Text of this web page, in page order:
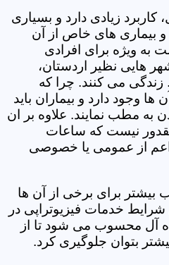
کاربرد زیادی دارد و بسیاری
و بیماری های خاص از آن
به ویژه برای افرادی
هایی نظیر اردستان،
زندگی می کنند. چرا که
وجود دارد و بیماران باید
مطب نمایند. علاوه بر ان
مقدور نیست که ساعات
اعم از عمومی یا خصوصی
برای برخی از آن ها
خدمات فیزیوتراپی در
آل محسوب می شود تا از
بتوان جلوگیری کرد.